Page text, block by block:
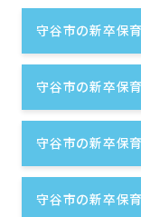
守谷市の新卒保
守谷市の新卒保
守谷市の新卒保
守谷市の新卒保